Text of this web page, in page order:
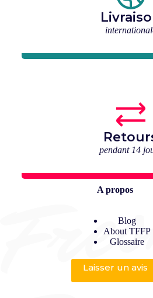
pendant 14
A propos
Blog
About TFFP
Glossaire
Laisser un avis